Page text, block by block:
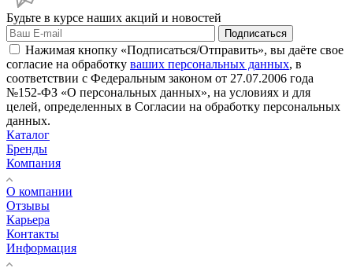
Будьте в курсе наших акций и новостей
Подписаться
Нажимая кнопку «Подписаться/Отправить», вы даёте свое
согласие на обработку ваших персональных данных, в
соответствии с Федеральным законом от 27.07.2006 года
№152-ФЗ «О персональных данных», на условиях и для
целей, определенных в Согласии на обработку персональных
данных.
Каталог
Бренды
Компания
О компании
Отзывы
Карьера
Контакты
Информация